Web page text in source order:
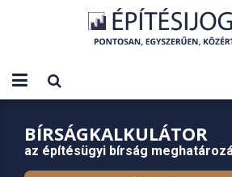
BÍRSÁGKALKULÁTOR
az építésügyi bírság